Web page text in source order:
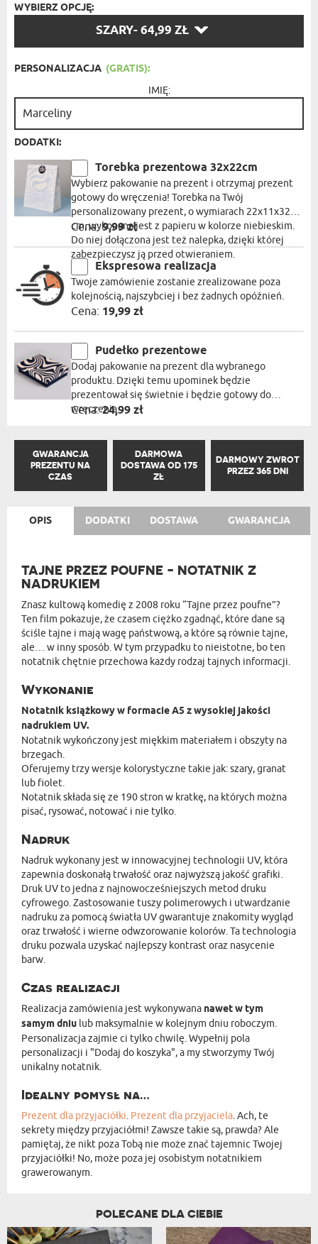
WYBIERZ OPCJĘ:
SZARY- 64,99 ZŁ
PERSONALIZACJA (GRATIS):
IMIĘ:
DODATKI:
Torebka prezentowa 32x22cm
Wybierz pakowanie na prezent i otrzymaj prezent
gotowy do wręczenia! Torebka na Twój
personalizowany prezent, o wymiarach 22x11x32
cm, wykonana jest z papieru w kolorze niebieskim.
Do niej dołączona jest też nalepka, dzięki której
zabezpieczysz ją przed otwieraniem.
Cena:9,99 zł
Ekspresowa realizacja
Twoje zamówienie zostanie zrealizowane poza
kolejnością, najszybciej i bez żadnych opóźnień.
Cena: 19,99 zł
Pudełko prezentowe
Dodaj pakowanie na prezent dla wybranego
produktu. Dzięki temu upominek będzie
prezentował się świetnie i będzie gotowy do
wręczenia.
Cena:24,99 zł
GWARANCJA
PREZENTU NA
CZAS
DARMOWA
DOSTAWA OD 175
ZŁ
DARMOWY ZWROT
PRZEZ 365 DNI
OPIS DODATKI DOSTAWA GWARANCJA
TAJNE PRZEZ POUFNE - NOTATNIK Z
NADRUKIEM
Znasz kultową komedię z 2008 roku “Tajne przez poufne”?
Ten film pokazuje, że czasem ciężko zgadnąć, które dane są
ściśle tajne i mają wagę państwową, a które są równie tajne,
ale… w inny sposób. W tym przypadku to nieistotne, bo ten
notatnik chętnie przechowa każdy rodzaj tajnych informacji.
Wykonanie
Notatnik książkowy w formacie A5 z wysokiej jakości
nadrukiem UV.
Notatnik wykończony jest miękkim materiałem i obszyty na
brzegach.
Oferujemy trzy wersje kolorystyczne takie jak: szary, granat
lub fiolet.
Notatnik składa się ze 190 stron w kratkę, na których można
pisać, rysować, notować i nie tylko.
Nadruk
Nadruk wykonany jest w innowacyjnej technologii UV, która
zapewnia doskonałą trwałość oraz najwyższą jakość grafiki.
Druk UV to jedna z najnowocześniejszych metod druku
cyfrowego. Zastosowanie tuszy polimerowych i utwardzanie
nadruku za pomocą światła UV gwarantuje znakomity wygląd
oraz trwałość i wierne odwzorowanie kolorów. Ta technologia
druku pozwala uzyskać najlepszy kontrast oraz nasycenie
barw.
Czas realizacji
Realizacja zamówienia jest wykonywana nawet w tym
samym dniu lub maksymalnie w kolejnym dniu roboczym.
Personalizacja zajmie ci tylko chwilę. Wypełnij pola
personalizacji i "Dodaj do koszyka", a my stworzymy Twój
unikalny notatnik.
Idealny pomysł na…
Prezent dla przyjaciółki. Prezent dla przyjaciela. Ach, te
sekrety między przyjaciółmi! Zawsze takie są, prawda? Ale
pamiętaj, że nikt poza Tobą nie może znać tajemnic Twojej
przyjaciółki! No, może poza jej osobistym notatnikiem
grawerowanym.
POLECANE DLA CIEBIE